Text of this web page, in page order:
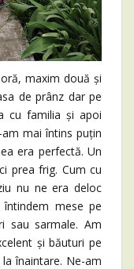
maxim două și
de prânz dar pe
cu familia și apoi
mai întins puțin
era perfectă. Un
prea frig. Cum cu
nu ne era deloc
mese pe
sau sarmale. Am
și băuturi pe
înaintare. Ne-am